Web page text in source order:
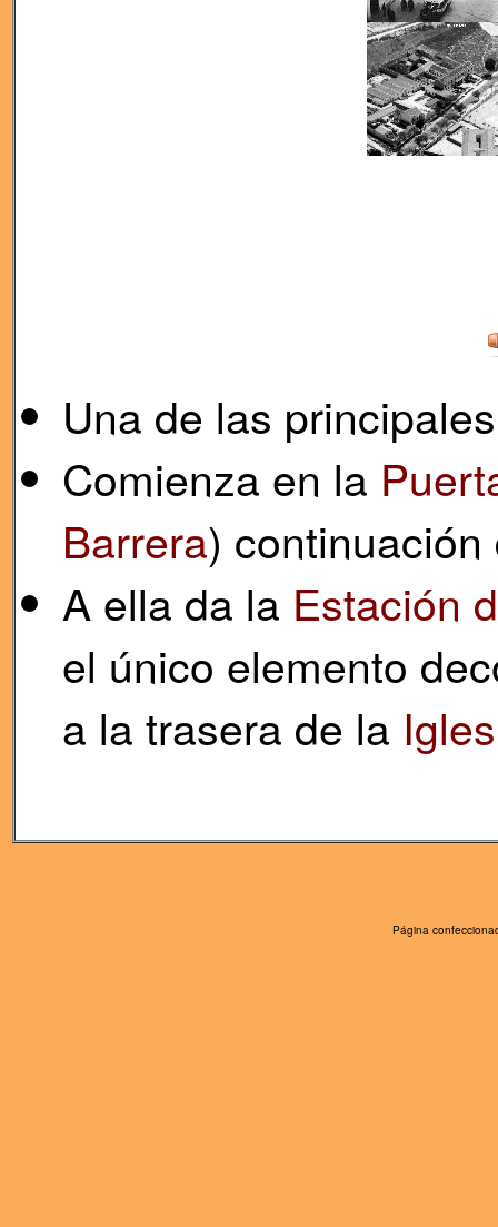
Una de las
Comienza en la
Barrera)
A ella da la Estación
el único elemento
a la trasera de la
Página